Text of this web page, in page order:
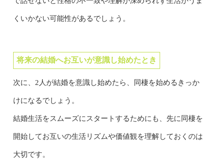
くいかない可能性があるでしょう。
将来の結婚へお互いが意識し始めたとき
次に、2人が結婚を意識し始めたら、同棲を始めるきっか
けになるでしょう。
結婚生活をスムーズにスタートするためにも、先に同棲を
開始してお互いの生活リズムや価値観を理解しておくのは
大切です。